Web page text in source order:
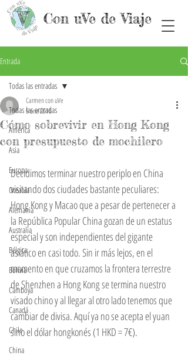
Con uVe de Viaje
Entrada
Todas las entradas
América
Asia
Europa
Oceanía
Alemania
Australia
Bélgica
Bolivia
Camboya
Canadá
Chile
China
Todas las entradas
Cómo sobrevivir en Hong Kong
con presupuesto de mochilero
Carmen con uVe
9 ene 2016
Decidimos terminar nuestro periplo en China
visitando dos ciudades bastante peculiares:
Hong Kong y Macao que a pesar de pertenecer a
la República Popular China gozan de un estatus
especial y son independientes del gigante
asiático en casi todo. Sin ir más lejos, en el
momento en que cruzamos la frontera terrestre
de Shenzhen a Hong Kong se termina nuestro
visado chino y al llegar al otro lado tenemos que
cambiar de divisa. Aquí ya no se acepta el yuan
sino el dólar hongkonés (1 HKD = 7€).